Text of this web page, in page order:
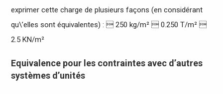
exprimer cette charge de plusieurs façons (en considérant
qu\’elles sont équivalentes) :  250 kg/m²  0.250 T/m² 
2.5 KN/m²
Equivalence pour les contraintes avec d’autres
systèmes d’unités